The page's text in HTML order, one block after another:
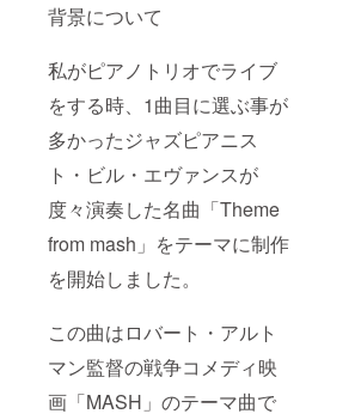
背景について
私がピアノトリオでライブ
をする時、1曲目に選ぶ事が
多かったジャズピアニス
ト・ビル・エヴァンスが
度々演奏した名曲「Theme
from mash」をテーマに制作
を開始しました。
この曲はロバート・アルト
マン監督の戦争コメディ映
画「MASH」のテーマ曲で